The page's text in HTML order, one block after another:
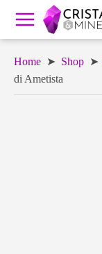
Home ➤ Shop ➤
di Ametista